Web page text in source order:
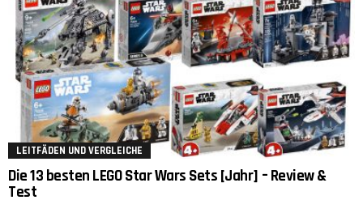
LEITFÄDEN UND VERGLEICHE
Die 13 besten LEGO Star Wars Sets [Jahr] – Review &
Test